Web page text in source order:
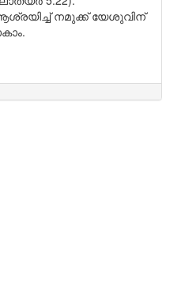
നമുക്ക് യേശുവിന്